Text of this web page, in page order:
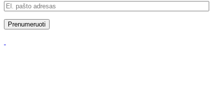
El.
pašto
adresas
Prenumeruoti